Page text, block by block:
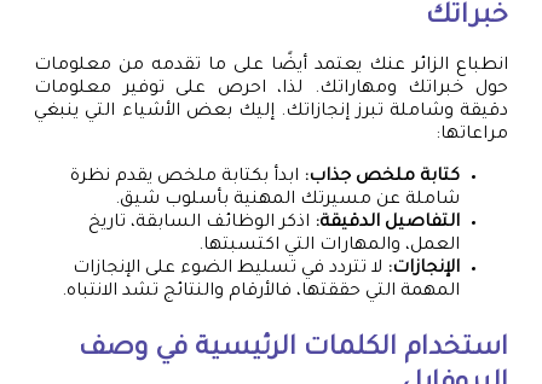
خبراتك
انطباع الزائر عنك يعتمد أيضًا على ما تقدمه من معلومات
حول خبراتك ومهاراتك. لذا، احرص على توفير معلومات
دقيقة وشاملة تبرز إنجازاتك. إليك بعض الأشياء التي ينبغي
مراعاتها:
كتابة ملخص جذاب: ابدأ بكتابة ملخص يقدم نظرة
شاملة عن مسيرتك المهنية بأسلوب شيق.
التفاصيل الدقيقة: اذكر الوظائف السابقة، تاريخ
العمل، والمهارات التي اكتسبتها.
الإنجازات: لا تتردد في تسليط الضوء على الإنجازات
المهمة التي حققتها، فالأرقام والنتائج تشد الانتباه.
استخدام الكلمات الرئيسية في وصف